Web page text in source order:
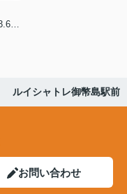
3LDK＋S(納戸) (83.60㎡)
ルイシャトレ御幣島駅前
お問い合わせ